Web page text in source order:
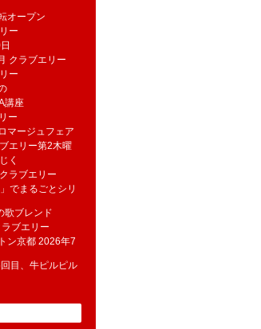
オープン
ー
クラブエリー
ー
講座
ー
マージュフェア
エリー第2木曜
く
ラブエリー
でまるごとシリ
歌ブレンド
ブエリー
ン京都 2026年7
目、牛ピルピル